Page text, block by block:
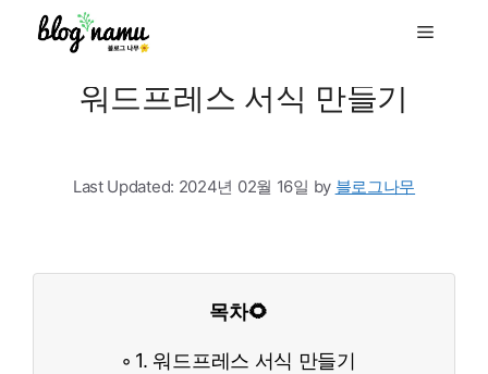
Menu
워드프레스 서식 만들기
Last Updated: 2024년 02월 16일 by 블로그나무
목차🌻
1. 워드프레스 서식 만들기